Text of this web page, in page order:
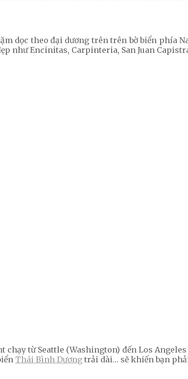
dọc theo đại dương trên trên bờ biển phía
như Encinitas, Carpinteria, San Juan
chạy từ Seattle (Washington) đến Los
Thái Bình Dương trải dài… sẽ khiến bạn